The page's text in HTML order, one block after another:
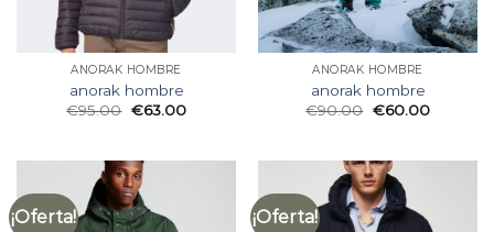
ANORAK HOMBRE
anorak hombre
€95.00 €63.00
ANORAK HOMBRE
anorak hombre
€90.00 €60.00
¡Oferta! ¡Oferta!